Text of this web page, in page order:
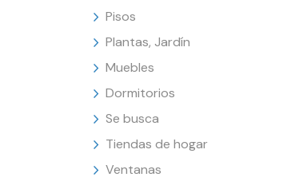
Pisos
Plantas, Jardín
Muebles
Dormitorios
Se busca
Tiendas de hogar
Ventanas